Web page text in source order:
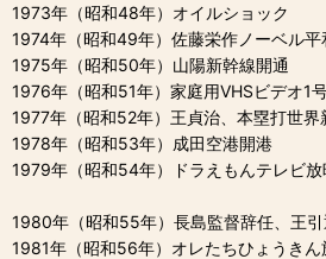
1973年（昭和48年）オイルショック
1974年（昭和49年）佐藤栄作ノーベル平
1975年（昭和50年）山陽新幹線開通
1976年（昭和51年）家庭用VHSビデオ1
1977年（昭和52年）王貞治、本塁打世界
1978年（昭和53年）成田空港開港
1979年（昭和54年）ドラえもんテレビ放
1980年（昭和55年）長島監督辞任、王引
1981年（昭和56年）オレたちひょうきん